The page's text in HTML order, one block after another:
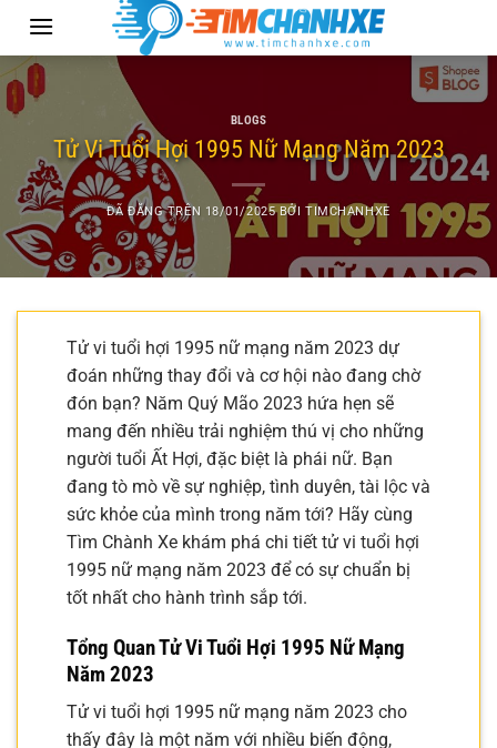
nội
dung
BLOGS
Tử Vi Tuổi Hợi 1995 Nữ Mạng Năm 2023
ĐÃ ĐĂNG TRÊN 18/01/2025 BỞITIMCHANHXE
Tử vi tuổi hợi 1995 nữ mạng năm 2023 dự
đoán những thay đổi và cơ hội nào đang chờ
đón bạn? Năm Quý Mão 2023 hứa hẹn sẽ
mang đến nhiều trải nghiệm thú vị cho những
người tuổi Ất Hợi, đặc biệt là phái nữ. Bạn
đang tò mò về sự nghiệp, tình duyên, tài lộc và
sức khỏe của mình trong năm tới? Hãy cùng
Tìm Chành Xe khám phá chi tiết tử vi tuổi hợi
1995 nữ mạng năm 2023 để có sự chuẩn bị
tốt nhất cho hành trình sắp tới.
Tổng Quan Tử Vi Tuổi Hợi 1995 Nữ Mạng
Năm 2023
Tử vi tuổi hợi 1995 nữ mạng năm 2023 cho
thấy đây là một năm với nhiều biến động,